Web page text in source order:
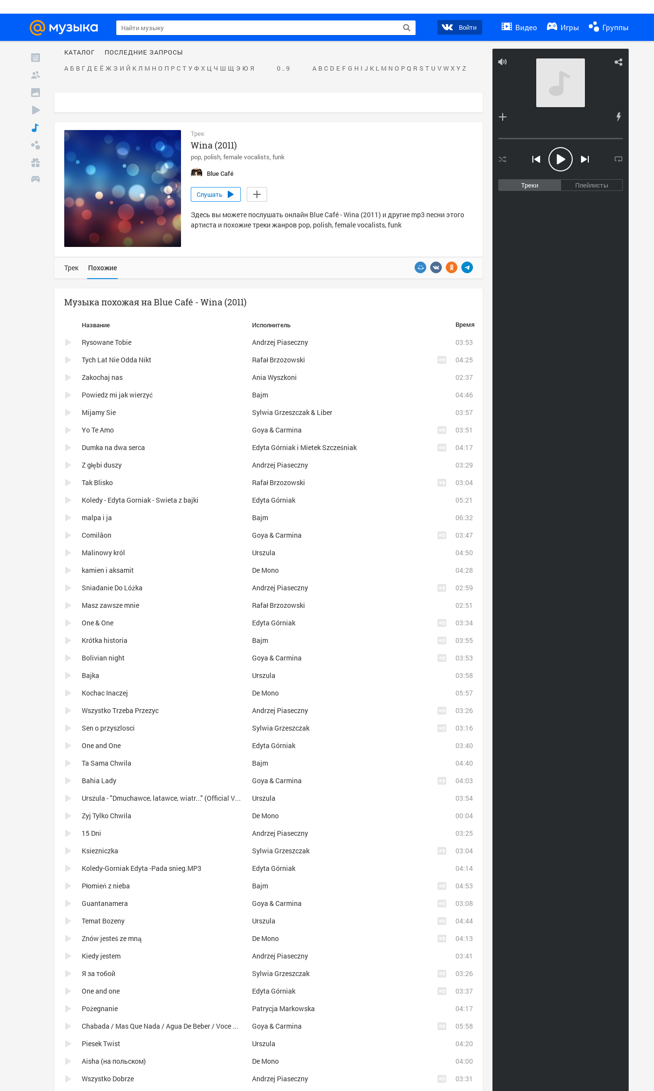
Войти Видео Игры Группы
Треки Плейлисты
КАТАЛОГ
ПОСЛЕДНИЕ ЗАПРОСЫ
А Б В Г Д Е Ё Ж З И Й К Л М Н О П Р С Т У Ф Х Ц Ч Ш Щ Э Ю Я 0 .. 9 A B C D E F G H I J K L M N O P Q R S T U V W X Y Z
Трек
Wina (2011)
pop polish female vocalists funk
Blue Café
Слушать
Здесь вы можете послушать онлайн Blue Café - Wina (2011) и другие mp3 песни этого
артиста и похожие треки жанров pop, polish, female vocalists, funk
Трек Похожие
Музыка похожая на Blue Café - Wina (2011)
Название Исполнитель Время
Rysowane Tobie Andrzej Piaseczny
03:53
Tych Lat Nie Odda Nikt
Rafał Brzozowski
04:25
Zakochaj nas
Ania Wyszkoni
02:37
Powiedz mi jak wierzyć
Bajm
04:46
Mijamy Sie
Sylwia Grzeszczak & Liber
03:57
Yo Te Amo
Goya & Carmina
03:51
Dumka na dwa serca
Edyta Górniak i Mietek Szcześniak
04:17
Z głębi duszy
Andrzej Piaseczny
03:29
Tak Blisko
Rafał Brzozowski
03:04
Koledy - Edyta Gorniak - Swieta z bajki
Edyta Górniak
05:21
malpa i ja
Bajm
06:32
Comilâon
Goya & Carmina
03:47
Malinowy król
Urszula
04:50
kamien i aksamit
De Mono
04:28
Sniadanie Do Lóżka
Andrzej Piaseczny
02:59
Masz zawsze mnie
Rafał Brzozowski
02:51
One & One
Edyta Górniak
03:34
Krótka historia
Bajm
03:55
Bolivian night
Goya & Carmina
03:53
Bajka
Urszula
03:58
Kochac Inaczej
De Mono
05:57
Wszystko Trzeba Przezyc
Andrzej Piaseczny
03:26
Sen o przyszlosci
Sylwia Grzeszczak
03:16
One and One
Edyta Górniak
03:40
Ta Sama Chwila
Bajm
04:40
Bahia Lady
Goya & Carmina
04:03
Urszula - "Dmuchawce, latawce, wiatr..." (Official Video)
Urszula
03:54
Zyj Tylko Chwila
De Mono
00:04
15 Dni
Andrzej Piaseczny
03:25
Ksiezniczka
Sylwia Grzeszczak
03:04
Koledy-Gorniak Edyta -Pada snieg.MP3
Edyta Górniak
04:14
Płomień z nieba
Bajm
04:53
Guantanamera
Goya & Carmina
03:08
Temat Bozeny
Urszula
04:44
Znów jesteś ze mną
De Mono
04:13
Kiedy jestem
Andrzej Piaseczny
03:41
Я за тобой
Sylwia Grzeszczak
03:26
One and one
Edyta Górniak
03:37
Pożegnanie
Patrycja Markowska
04:17
Chabada / Mas Que Nada / Agua De Beber / Voce Abusou
Goya & Carmina
05:58
Piesek Twist
Urszula
04:20
Aisha (на польском)
De Mono
04:00
Wszystko Dobrze
Andrzej Piaseczny 03:31